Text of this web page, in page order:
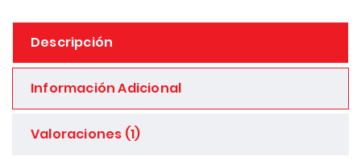
Descripción
Información Adicional
Valoraciones (1)